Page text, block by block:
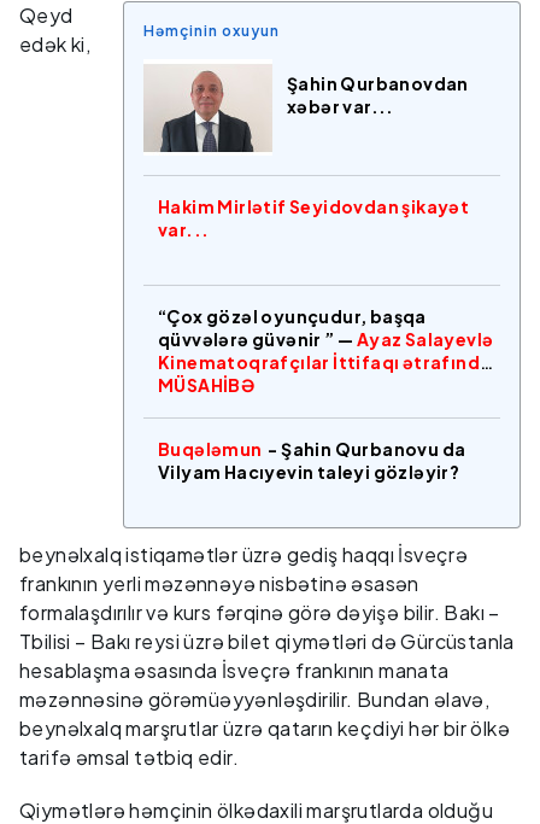
Həmçinin oxuyun
Şahin Qurbanovdan
xəbər var...
Hakim Mirlətif Seyidovdan şikayət
var...
“Çox gözəl oyunçudur, başqa
qüvvələrə güvənir ” — Ayaz Salayevlə
Kinematoqrafçılar İttifaqı ətrafında
MÜSAHİBƏ
Buqələmun - Şahin Qurbanovu da
Vilyam Hacıyevin taleyi gözləyir?
Qeyd
edək ki,
beynəlxalq istiqamətlər üzrə gediş haqqı İsveçrə
frankının yerli məzənnəyə nisbətinə əsasən
formalaşdırılır və kurs fərqinə görə dəyişə bilir. Bakı –
Tbilisi – Bakı reysi üzrə bilet qiymətləri də Gürcüstanla
hesablaşma əsasında İsveçrə frankının manata
məzənnəsinə görəmüəyyənləşdirilir. Bundan əlavə,
beynəlxalq marşrutlar üzrə qatarın keçdiyi hər bir ölkə
tarifə əmsal tətbiq edir.
Qiymətlərə həmçinin ölkədaxili marşrutlarda olduğu